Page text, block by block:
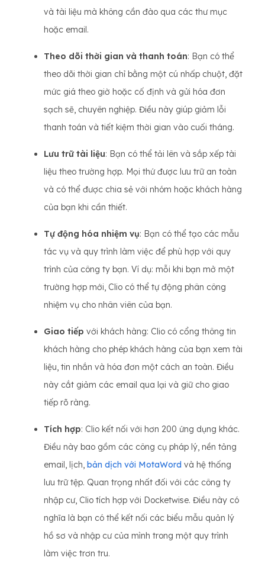
và tài liệu mà không cần đào qua các thư mục
hoặc email.
Theo dõi thời gian và thanh toán: Bạn có thể
theo dõi thời gian chỉ bằng một cú nhấp chuột, đặt
mức giá theo giờ hoặc cố định và gửi hóa đơn
sạch sẽ, chuyên nghiệp. Điều này giúp giảm lỗi
thanh toán và tiết kiệm thời gian vào cuối tháng.
Lưu trữ tài liệu: Bạn có thể tải lên và sắp xếp tài
liệu theo trường hợp. Mọi thứ được lưu trữ an toàn
và có thể được chia sẻ với nhóm hoặc khách hàng
của bạn khi cần thiết.
Tự động hóa nhiệm vụ: Bạn có thể tạo các mẫu
tác vụ và quy trình làm việc để phù hợp với quy
trình của công ty bạn. Ví dụ: mỗi khi bạn mở một
trường hợp mới, Clio có thể tự động phân công
nhiệm vụ cho nhân viên của bạn.
Giao tiếp với khách hàng: Clio có cổng thông tin
khách hàng cho phép khách hàng của bạn xem tài
liệu, tin nhắn và hóa đơn một cách an toàn. Điều
này cắt giảm các email qua lại và giữ cho giao
tiếp rõ ràng.
Tích hợp: Clio kết nối với hơn 200 ứng dụng khác.
Điều này bao gồm các công cụ pháp lý, nền tảng
email, lịch, bản dịch với MotaWord và hệ thống
lưu trữ tệp. Quan trọng nhất đối với các công ty
nhập cư, Clio tích hợp với Docketwise. Điều này có
nghĩa là bạn có thể kết nối các biểu mẫu quản lý
hồ sơ và nhập cư của mình trong một quy trình
làm việc trơn tru.